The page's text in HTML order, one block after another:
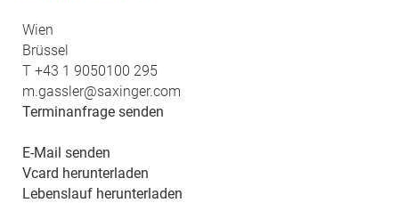
Wien
Brüssel
T +43 1 9050100 295
m.gassler@saxinger.com
Terminanfrage senden
E-Mail senden
Vcard herunterladen
Lebenslauf herunterladen